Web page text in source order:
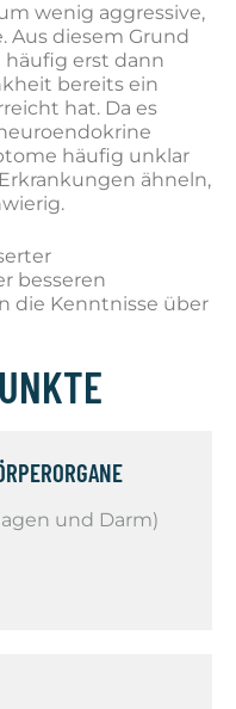
wenig aggressive,
Aus diesem Grund
häufig erst dann
bereits ein
hat. Da es
häufig unklar
ähneln,
besseren
die Kenntnisse über
und Darm)